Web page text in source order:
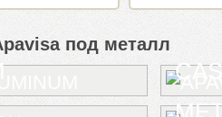
под металл